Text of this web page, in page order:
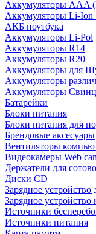
Аккумуляторы AAA
Аккумуляторы Li-Ion
АКБ ноутбука
Аккумуляторы Li-Pol
Аккумуляторы R14
Аккумуляторы R20
Аккумуляторы для
Аккумуляторы
Аккумуляторы
Батарейки
Блоки питания
Блоки питания для
Брендовые аксесуары
Вентиляторы
Видеокамеры Web
Держатели для
Диски CD
Зарядное устройство
Зарядное устройство
Источники
Источники питания